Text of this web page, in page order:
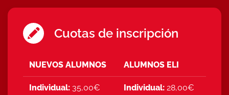
Cuotas de inscripción
NUEVOS ALUMNOS ALUMNOS ELI
Individual: 35,00€ Individual: 28,00€